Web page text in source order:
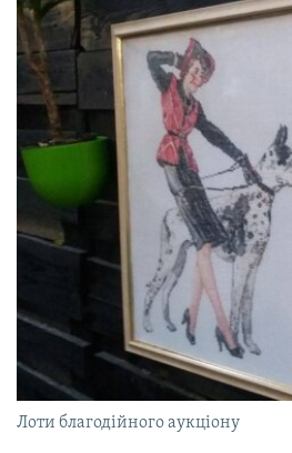
Лоти благодійного аукціону